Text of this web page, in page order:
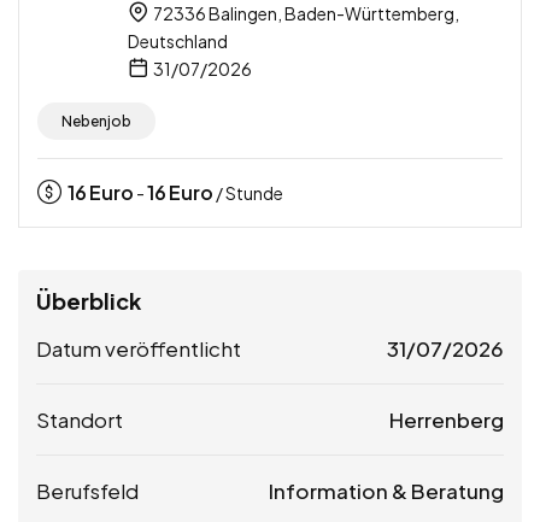
72336 Balingen, Baden-Württemberg,
Deutschland
31/07/2026
Nebenjob
16Euro -16Euro / Stunde
Überblick
Datum veröffentlicht 31/07/2026
Standort Herrenberg
Berufsfeld Information & Beratung